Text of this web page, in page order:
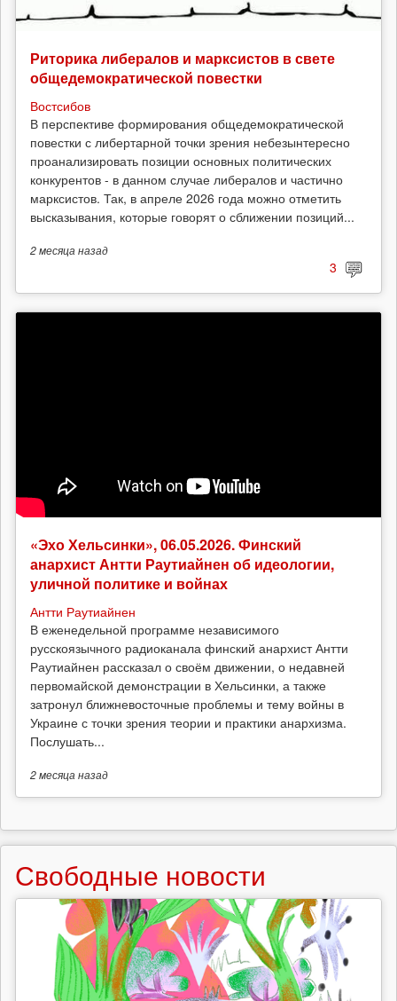
Риторика либералов и марксистов в свете
общедемократической повестки
Востсибов
В перспективе формирования общедемократической
повестки с либертарной точки зрения небезынтересно
проанализировать позиции основных политических
конкурентов - в данном случае либералов и частично
марксистов. Так, в апреле 2026 года можно отметить
высказывания, которые говорят о сближении позиций...
2 месяцаназад
3
«Эхо Хельсинки», 06.05.2026. Финский
анархист Антти Раутиайнен об идеологии,
уличной политике и войнах
Антти Раутиайнен
В еженедельной программе независимого
русскоязычного радиоканала финский анархист Антти
Раутиайнен рассказал о своём движении, о недавней
первомайской демонстрации в Хельсинки, а также
затронул ближневосточные проблемы и тему войны в
Украине с точки зрения теории и практики анархизма.
Послушать...
2 месяцаназад
Свободные новости